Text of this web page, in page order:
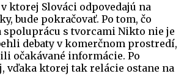
ktorej Slováci odpovedajú na
bude pokračovať. Po tom, čo
spoluprácu s tvorcami Nikto nie je
debaty v komerčnom prostredí,
očakávané informácie. Po
vďaka ktorej tak relácie ostane na